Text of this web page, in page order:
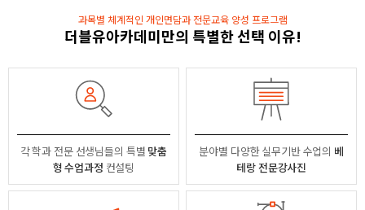
과목별 체계적인 개인면담과 전문교육 양성 프로그램
더블유아카데미만의 특별한 선택 이유!
각 학과 전문 선생님들의 특별 맞춤
형 수업과정 컨설팅
분야별 다양한 실무기반 수업의 베
테랑 전문강사진